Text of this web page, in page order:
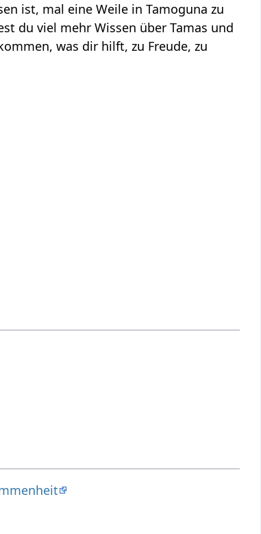
ist, mal eine Weile in Tamoguna zu
du viel mehr Wissen über Tamas und
was dir hilft, zu Freude, zu